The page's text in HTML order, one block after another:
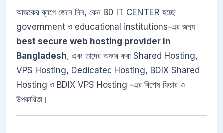
আজকের ব্লগে জেনে নিন, কেন BD IT CENTER হচ্ছে
government ও educational institutions-এর জন্য
best secure web hosting provider in
Bangladesh, এবং তাদের অফার করা Shared Hosting,
VPS Hosting, Dedicated Hosting, BDIX Shared
Hosting ও BDIX VPS Hosting -এর বিশেষ ফিচার ও
উপকারিতা।